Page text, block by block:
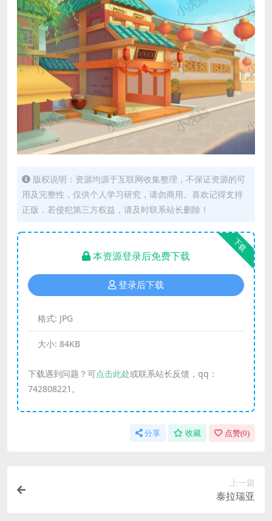
版权说明：资源均源于互联网收集整理，不保证资源的可
用及完整性，仅供个人学习研究，请勿商用。喜欢记得支持
正版，若侵犯第三方权益，请及时联系站长删除！
下载
本资源登录后免费下载
登录后下载
格式: JPG
大小: 84KB
下载遇到问题？可点击此处或联系站长反馈，qq：
742808221。
分享 收藏 点赞(0)
上一篇
泰拉瑞亚